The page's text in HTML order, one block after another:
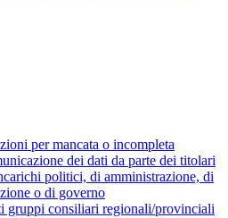
per mancata o incompleta
dei dati da parte dei titolari
politici, di amministrazione, di
o di governo
gruppi consiliari regionali/provinciali